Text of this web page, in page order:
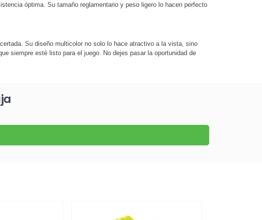
óptima. Su tamaño reglamentario y peso ligero lo hacen perfecto
Su diseño multicolor no solo lo hace atractivo a la vista, sino
siempre esté listo para el juego. No dejes pasar la oportunidad de